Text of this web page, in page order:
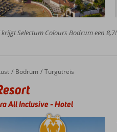
krijgt Selectum Colours Bodrum een 8,7!
Bodrum Turgutreis
All Inclusive-Hotel